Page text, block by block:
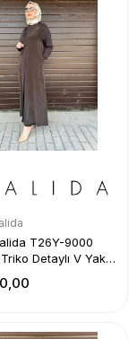
T26Y-9000
Detaylı V Yaka